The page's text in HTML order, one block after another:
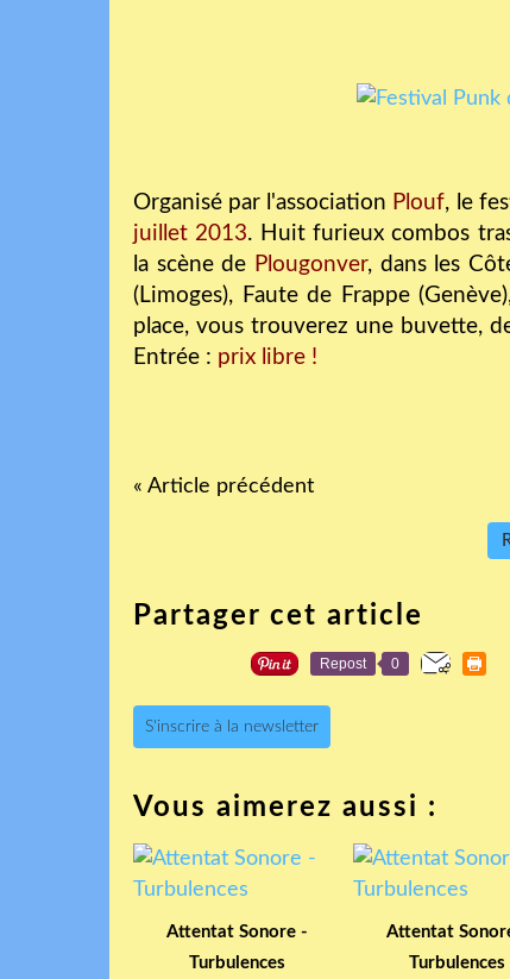
Organisé par l'association Plouf, le
juillet 2013. Huit furieux combos
la scène de Plougonver, dans les
(Limoges), Faute de Frappe
place, vous trouverez une buvette,
Entrée : prix libre !
« Article précédent
Partager cet article
Repost 0
S'inscrire à la newsletter
Vous aimerez aussi :
Attentat Sonore -
Turbulences
Attentat
Turbulences